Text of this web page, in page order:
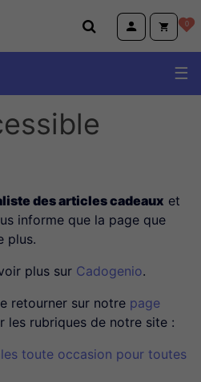
0
des articles cadeaux et
informe que la page que
plus.
plus sur Cadogenio.
retourner sur notre page
les rubriques de notre site :
toute occasion pour toutes